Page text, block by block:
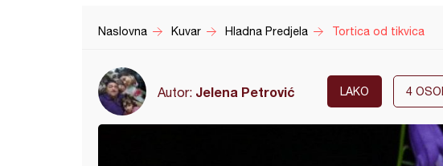
Naslovna Kuvar Hladna Predjela Tortica od tikvica
Autor: Jelena Petrović LAKO 4